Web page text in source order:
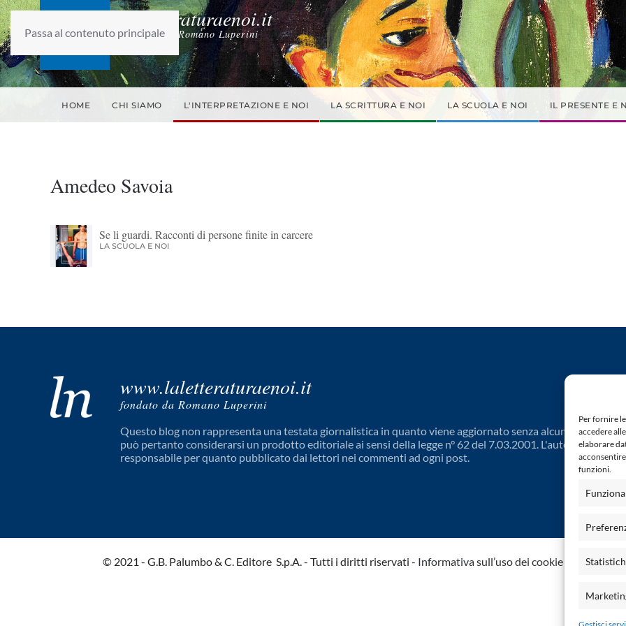
Per fornire
accedere
elaborare
funzioni.
Passa al contenuto principale
laletteraturaenoi.it
fondato da Romano Luperini
HOME CHI SIAMO L'INTERPRETAZIONE E NOI LA SCRITTURA E NOI LA SCUOLA E NOI IL PRESENTE E
Amedeo Savoia
Se li guardi. Racconti di persone finite in carcere
LA SCUOLA E NOI
www.laletteraturaenoi.it
fondato da Romano Luperini
Questo blog non rappresenta una testata giornalistica in quanto viene aggiornato senza alcuna
può pertanto considerarsi un prodotto editoriale ai sensi della legge n° 62 del 7.03.2001. L'autore non è
responsabile per quanto pubblicato dai lettori nei commenti ad ogni post.
© 2021 - G.B. Palumbo & C. Editore S.p.A. - Tutti i diritti riservati - Informativa sull’uso dei cookie